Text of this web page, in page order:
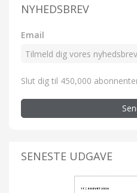
NYHEDSBREV
Email
Slut dig til 450,000
SENESTE UDGAVE